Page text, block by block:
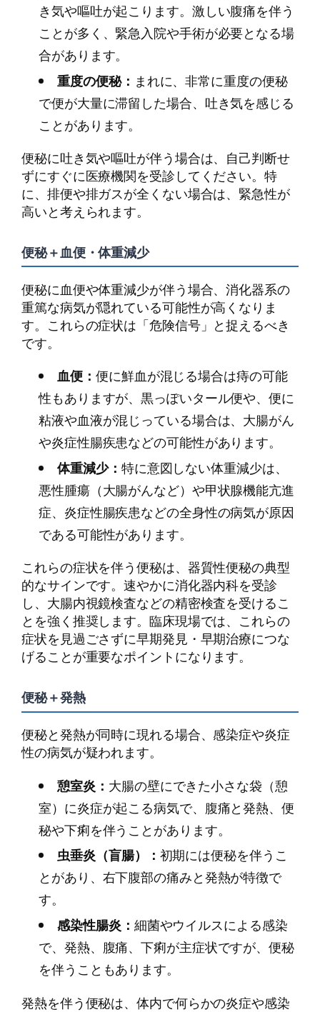
き気や嘔吐が起こります。激しい腹痛を伴う
ことが多く、緊急入院や手術が必要となる場
合があります。
重度の便秘： まれに、非常に重度の便秘
で便が大量に滞留した場合、吐き気を感じる
ことがあります。
便秘に吐き気や嘔吐が伴う場合は、自己判断せ
ずにすぐに医療機関を受診してください。特
に、排便や排ガスが全くない場合は、緊急性が
高いと考えられます。
便秘＋血便・体重減少
便秘に血便や体重減少が伴う場合、消化器系の
重篤な病気が隠れている可能性が高くなりま
す。これらの症状は「危険信号」と捉えるべき
です。
血便：便に鮮血が混じる場合は痔の可能
性もありますが、黒っぽいタール便や、便に
粘液や血液が混じっている場合は、大腸がん
や炎症性腸疾患などの可能性があります。
体重減少： 特に意図しない体重減少は、
悪性腫瘍（大腸がんなど）や甲状腺機能亢進
症、炎症性腸疾患などの全身性の病気が原因
である可能性があります。
これらの症状を伴う便秘は、器質性便秘の典型
的なサインです。速やかに消化器内科を受診
し、大腸内視鏡検査などの精密検査を受けるこ
とを強く推奨します。臨床現場では、これらの
症状を見過ごさずに早期発見・早期治療につな
げることが重要なポイントになります。
便秘＋発熱
便秘と発熱が同時に現れる場合、感染症や炎症
性の病気が疑われます。
憩室炎： 大腸の壁にできた小さな袋（憩
室）に炎症が起こる病気で、腹痛と発熱、便
秘や下痢を伴うことがあります。
虫垂炎（盲腸）： 初期には便秘を伴うこ
とがあり、右下腹部の痛みと発熱が特徴で
す。
感染性腸炎： 細菌やウイルスによる感染
で、発熱、腹痛、下痢が主症状ですが、便秘
を伴うこともあります。
発熱を伴う便秘は、体内で何らかの炎症や感染